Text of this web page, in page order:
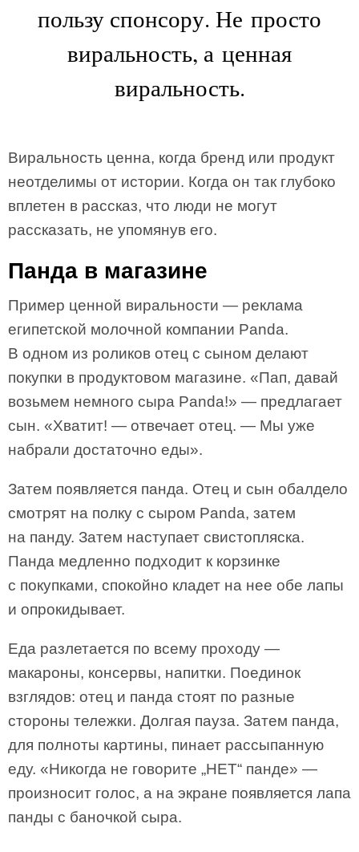
пользу спонсору. Не просто
виральность, а ценная
виральность.
Виральность ценна, когда бренд или продукт
неотделимы от истории. Когда он так глубоко
вплетен в рассказ, что люди не могут
рассказать, не упомянув его.
Панда в магазине
Пример ценной виральности — реклама
египетской молочной компании Panda.
В одном из роликов отец с сыном делают
покупки в продуктовом магазине. «Пап, давай
возьмем немного сыра Panda!» — предлагает
сын. «Хватит! — отвечает отец. — Мы уже
набрали достаточно еды».
Затем появляется панда. Отец и сын обалдело
смотрят на полку с сыром Panda, затем
на панду. Затем наступает свистопляска.
Панда медленно подходит к корзинке
с покупками, спокойно кладет на нее обе лапы
и опрокидывает.
Еда разлетается по всему проходу —
макароны, консервы, напитки. Поединок
взглядов: отец и панда стоят по разные
стороны тележки. Долгая пауза. Затем панда,
для полноты картины, пинает рассыпанную
еду. «Никогда не говорите „НЕТ“ панде» —
произносит голос, а на экране появляется лапа
панды с баночкой сыра.